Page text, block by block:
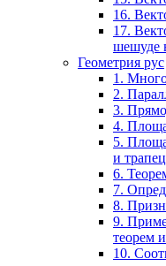
16.
17.
шешуде
Геометрия рус
1.
2.
3.
4.
5.
и
6.
7.
8.
9.
теорем
10.